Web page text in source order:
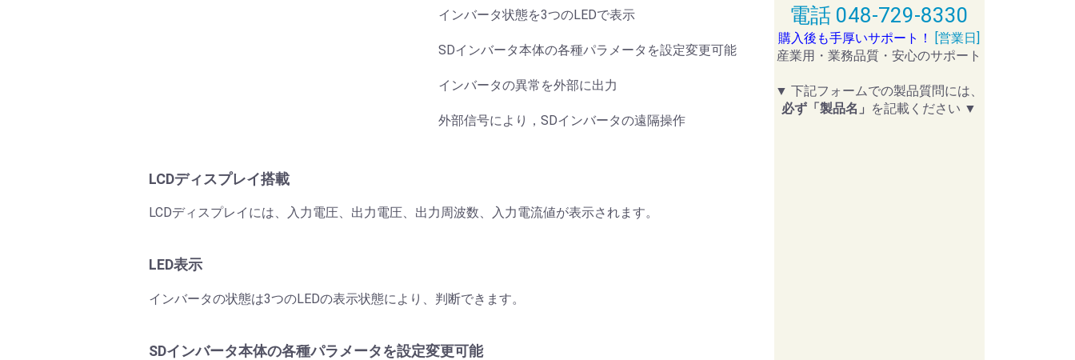
インバータ状態を3つのLEDで表示
SDインバータ本体の各種パラメータを設定変更可能
インバータの異常を外部に出力
外部信号により，SDインバータの遠隔操作
LCDディスプレイ搭載
LCDディスプレイには、入力電圧、出力電圧、出力周波数、入力電流値が表示されます。
LED表示
インバータの状態は3つのLEDの表示状態により、判断できます。
SDインバータ本体の各種パラメータを設定変更可能
電話 048-729-8330
購入後も手厚いサポート！
[営業日]
産業用・業務品質・安心のサポート
▼ 下記フォームでの製品質問には、
必ず「製品名」 を記載ください ▼